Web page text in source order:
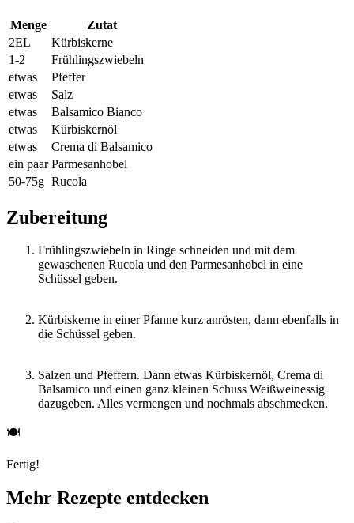
Menge
Zutat
2EL
Kürbiskerne
1-2
Frühlingszwiebeln
etwas
Pfeffer
etwas
Salz
etwas
Balsamico Bianco
etwas
Kürbiskernöl
etwas
Crema di Balsamico
ein paar Parmesanhobel
50-75g Rucola
Zubereitung
Frühlingszwiebeln in Ringe schneiden und mit dem
gewaschenen Rucola und den Parmesanhobel in eine
Schüssel geben.
Kürbiskerne in einer Pfanne kurz anrösten, dann ebenfalls in
die Schüssel geben.
Salzen und Pfeffern. Dann etwas Kürbiskernöl, Crema di
Balsamico und einen ganz kleinen Schuss Weißweinessig
dazugeben. Alles vermengen und nochmals abschmecken.
🍽
Fertig!
Mehr Rezepte entdecken